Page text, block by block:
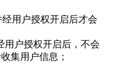
用户授权开启后才会
户授权开启后，不会
集用户信息；